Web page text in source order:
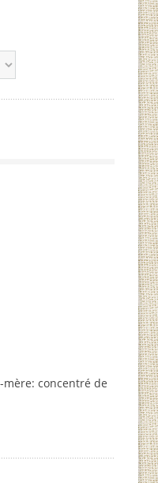
concentré de